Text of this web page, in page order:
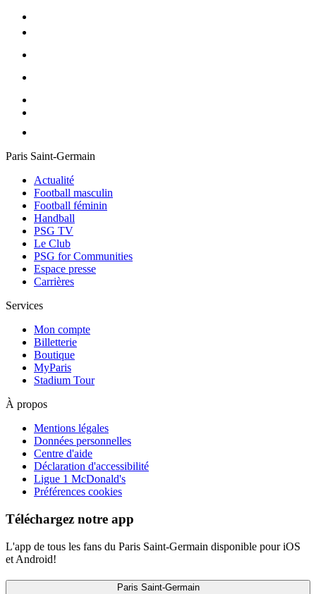
Paris Saint-Germain
Actualité
Football masculin
Football féminin
Handball
PSG TV
Le Club
PSG for Communities
Espace presse
Carrières
Services
Mon compte
Billetterie
Boutique
MyParis
Stadium Tour
À propos
Mentions légales
Données personnelles
Centre d'aide
Déclaration d'accessibilité
Ligue 1 McDonald's
Préférences cookies
Téléchargez notre app
L'app de tous les fans du Paris Saint-Germain disponible pour iOS
et Android!
Paris Saint-Germain